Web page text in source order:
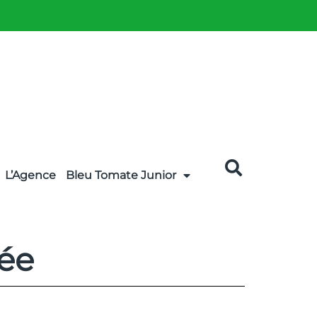
L’Agence Bleu Tomate Junior